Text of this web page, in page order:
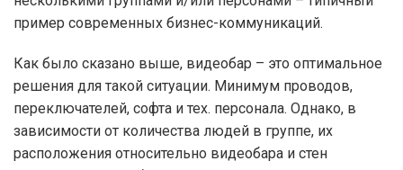
пример современных бизнес-коммуникаций.
Как было сказано выше, видеобар – это оптимальное
решения для такой ситуации. Минимум проводов,
переключателей, софта и тех. персонала. Однако, в
зависимости от количества людей в группе, их
расположения относительно видеобара и стен